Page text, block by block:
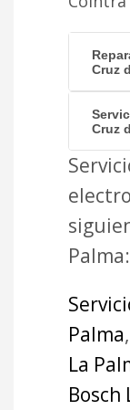
Cruz
Cruz
Palma:
Palma,
La
Bosch